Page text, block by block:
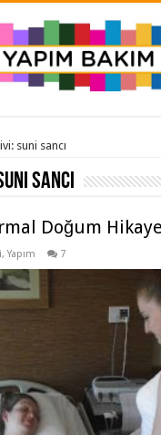
suni sancı
sancı
Doğum
,Yapım 7